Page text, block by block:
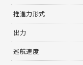
推進力形式
出力
巡航速度